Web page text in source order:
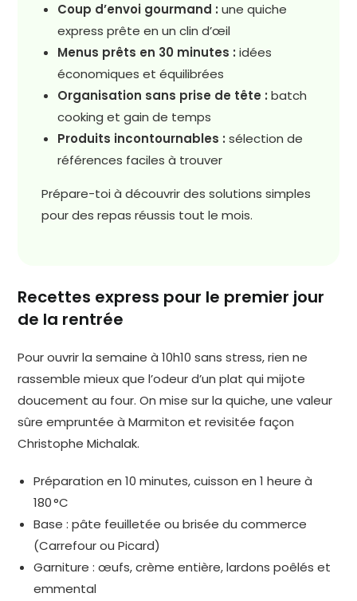
Coup d’envoi gourmand : une quiche
express prête en un clin d’œil
Menus prêts en 30 minutes : idées
économiques et équilibrées
Organisation sans prise de tête : batch
cooking et gain de temps
Produits incontournables : sélection de
références faciles à trouver
Prépare-toi à découvrir des solutions simples
pour des repas réussis tout le mois.
Recettes express pour le premier jour
de la rentrée
Pour ouvrir la semaine à 10h10 sans stress, rien ne
rassemble mieux que l’odeur d’un plat qui mijote
doucement au four. On mise sur la quiche, une valeur
sûre empruntée à Marmiton et revisitée façon
Christophe Michalak.
Préparation en 10 minutes, cuisson en 1 heure à
180 °C
Base : pâte feuilletée ou brisée du commerce
(Carrefour ou Picard)
Garniture : œufs, crème entière, lardons poêlés et
emmental